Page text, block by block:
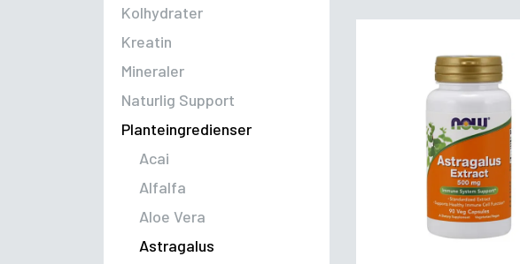
Kolhydrater
Kreatin
Mineraler
Naturlig Support
Planteingredienser
Acai
Alfalfa
Aloe Vera
Astragalus